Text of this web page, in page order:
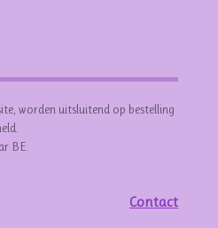
worden uitsluitend op bestelling
BE.
Contact